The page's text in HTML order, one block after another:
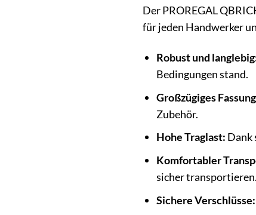
Der PROREGAL
für jeden Handwerker
Robust und
Bedingungen stand.
Großzügiges
Zubehör.
Hohe Traglast: Dank
Komfortabler
sicher transportieren.
Sichere Verschlüsse: